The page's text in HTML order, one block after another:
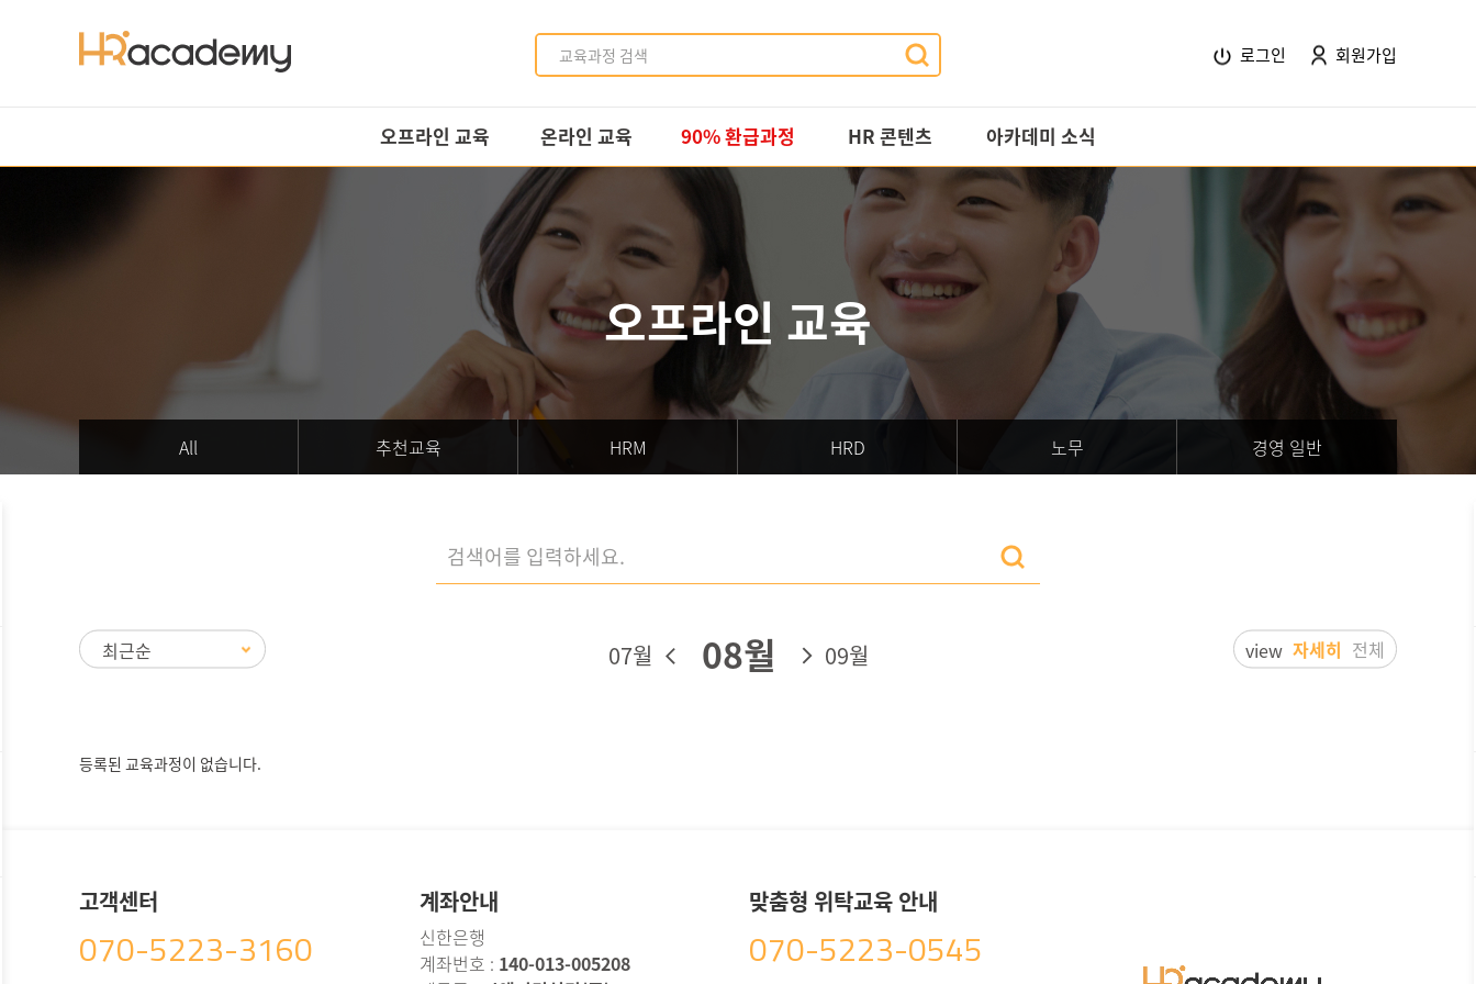
로그인 회원가입
오프라인 교육
경영 일반
환급과정
온라인 교육
All
실시간 세미나
이러닝
90% 환급과정
사업 소개
교육과정
HR 콘텐츠
HR 영상
HR 사례
아카데미 소식
HR 소식
교육후기
회사소개
Contact Us
오프라인 교육
All 추천교육 HRM HRD 노무 경영 일반
07월 08월 09월 view 자세히 전체
등록된 교육과정이 없습니다.
고객센터
070-5223-3160
계좌안내
신한은행
계좌번호 : 140-013-005208
맞춤형 위탁교육 안내
070-5223-0545